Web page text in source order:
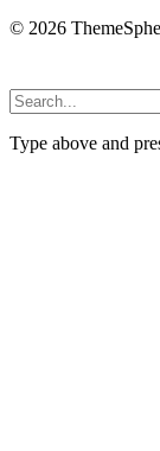
© 2026
Type above and